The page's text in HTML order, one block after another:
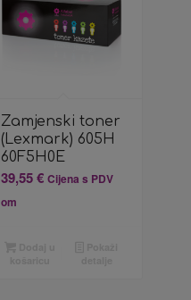
Zamjenski toner
(Lexmark) 605H
60F5H0E
39,55€ Cijena s PDV
om